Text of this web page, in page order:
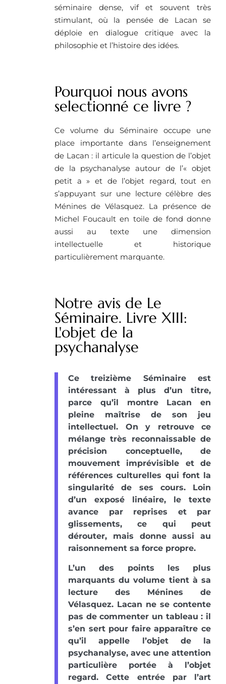
séminaire dense, vif et souvent très
stimulant, où la pensée de Lacan se
déploie en dialogue critique avec la
philosophie et l’histoire des idées.
Pourquoi nous avons
selectionné ce livre ?
Ce volume du Séminaire occupe une
place importante dans l’enseignement
de Lacan : il articule la question de l’objet
de la psychanalyse autour de l’« objet
petit a » et de l’objet regard, tout en
s’appuyant sur une lecture célèbre des
Ménines de Vélasquez. La présence de
Michel Foucault en toile de fond donne
aussi au texte une dimension
intellectuelle et historique
particulièrement marquante.
Notre avis de Le
Séminaire. Livre XIII:
L'objet de la
psychanalyse
Ce treizième Séminaire est
intéressant à plus d’un titre,
parce qu’il montre Lacan en
pleine maîtrise de son jeu
intellectuel. On y retrouve ce
mélange très reconnaissable de
précision conceptuelle, de
mouvement imprévisible et de
références culturelles qui font la
singularité de ses cours. Loin
d’un exposé linéaire, le texte
avance par reprises et par
glissements, ce qui peut
dérouter, mais donne aussi au
raisonnement sa force propre.
L’un des points les plus
marquants du volume tient à sa
lecture des Ménines de
Vélasquez. Lacan ne se contente
pas de commenter un tableau : il
s’en sert pour faire apparaître ce
qu’il appelle l’objet de la
psychanalyse, avec une attention
particulière portée à l’objet
regard. Cette entrée par l’art